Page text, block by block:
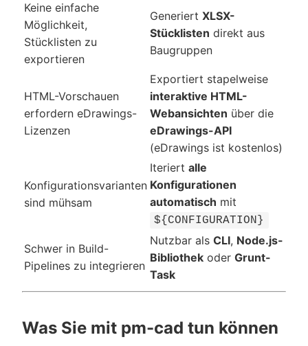
Keine einfache
Möglichkeit,
Stücklisten zu
exportieren
Generiert XLSX-
Stücklisten direkt aus
Baugruppen
HTML-Vorschauen
erfordern eDrawings-
Lizenzen
Exportiert stapelweise
interaktive HTML-
Webansichten über die
eDrawings-API
(eDrawings ist kostenlos)
Konfigurationsvarianten
sind mühsam
Iteriert alle
Konfigurationen
automatisch mit
${CONFIGURATION}
Schwer in Build-
Pipelines zu integrieren
Nutzbar als CLI, Node.js-
Bibliothek oder Grunt-
Task
Was Sie mit pm-cad tun können